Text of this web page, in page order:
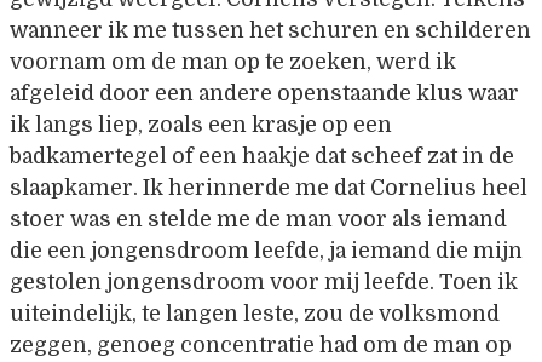
wanneer ik me tussen het schuren en schilderen
voornam om de man op te zoeken, werd ik
afgeleid door een andere openstaande klus waar
ik langs liep, zoals een krasje op een
badkamertegel of een haakje dat scheef zat in de
slaapkamer. Ik herinnerde me dat Cornelius heel
stoer was en stelde me de man voor als iemand
die een jongensdroom leefde, ja iemand die mijn
gestolen jongensdroom voor mij leefde. Toen ik
uiteindelijk, te langen leste, zou de volksmond
zeggen, genoeg concentratie had om de man op